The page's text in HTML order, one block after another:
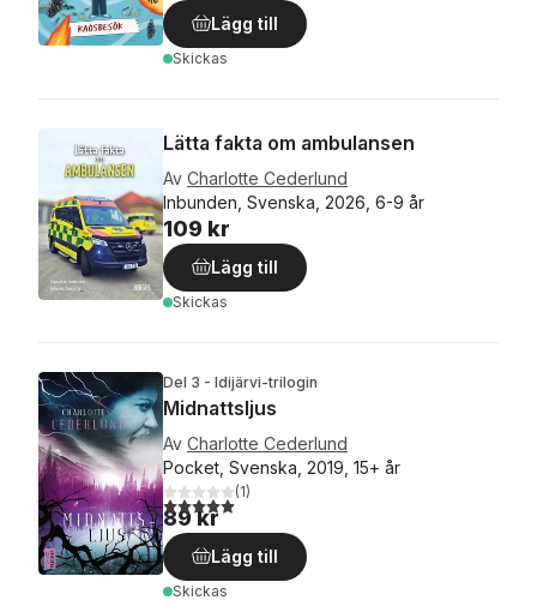
Lägg till
Skickas
Lätta fakta om ambulansen
Av Charlotte Cederlund
Inbunden, Svenska, 2026, 6-9 år
109 kr
Lägg till
Skickas
Del 3 - Idijärvi-trilogin
Midnattsljus
Av Charlotte Cederlund
Pocket, Svenska, 2019, 15+ år
5,0utav 5 stjärnor. Totalt antal röster:
(1)
89 kr
Lägg till
Skickas